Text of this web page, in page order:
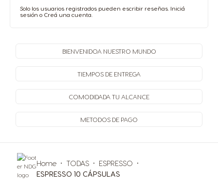
Solo los usuarios registrados pueden escribir reseñas. Iniciá
sesión o Creá una cuenta
BIENVENIDOA NUESTRO MUNDO
TIEMPOS DE ENTREGA
COMODIDADA TU ALCANCE
METODOS DE PAGO
Home TODAS
ESPRESSO
ESPRESSO 10 CÁPSULAS